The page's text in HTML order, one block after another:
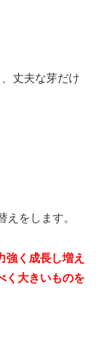
丈夫な芽だけ
えをします。
強く成長し増え
く大きいものを